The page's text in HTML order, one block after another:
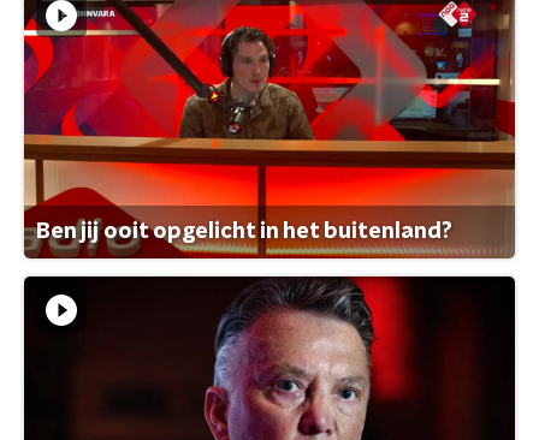
Ben jij ooit opgelicht in het buitenland?